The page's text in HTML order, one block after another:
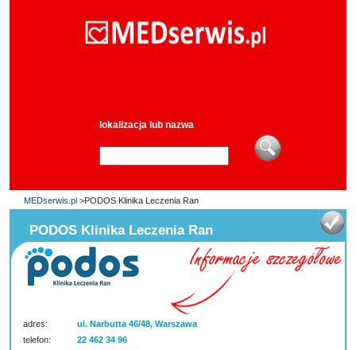
lokalizacja lub nazwa
MEDserwis.pl >PODOS Klinika Leczenia Ran
PODOS Klinika Leczenia Ran
adres:
ul. Narbutta 46/48, Warszawa
telefon:
22 462 34 96